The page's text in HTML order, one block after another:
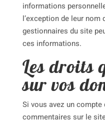
informations
l’exception de leur nom
gestionnaires du site
ces informations.
Les droits
sur vos
Si vous avez un
commentaires sur le